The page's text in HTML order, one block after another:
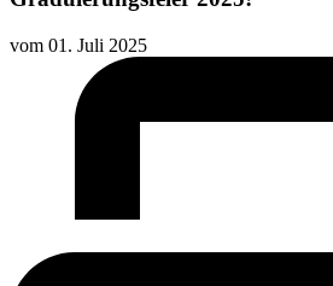
vom 01. Juli 2025